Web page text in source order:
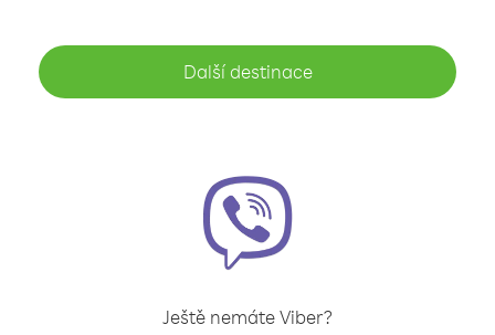
Další destinace
Ještě nemáte Viber?